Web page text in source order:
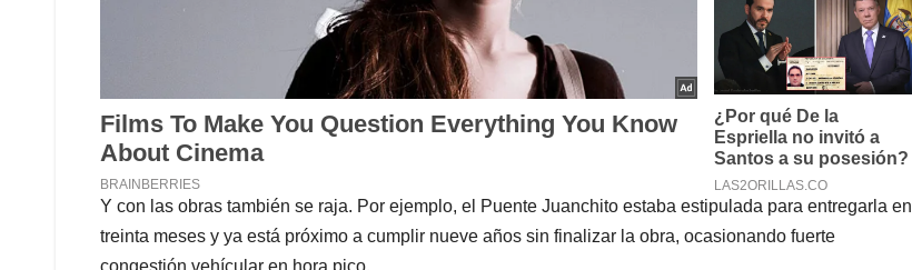
Y con las obras también se raja. Por ejemplo, el Puente Juanchito estaba estipulada para entregarla en
treinta meses y ya está próximo a cumplir nueve años sin finalizar la obra, ocasionando fuerte
congestión vehícular en hora pico.